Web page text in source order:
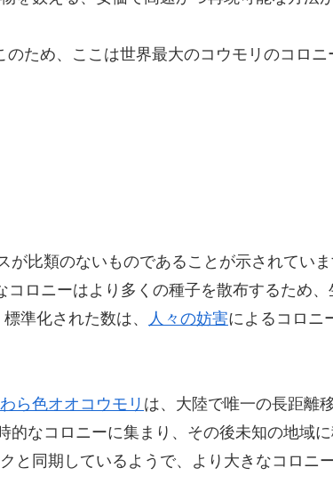
ため、ここは世界最大のコウモリのコロニ
比類のないものであることが示されてい
ロニーはより多くの種子を散布するため
標準化された数は、 人々の妨害によるコロニ
ら色オオコウモリ は、大陸で唯一の長距離
なコロニーに集まり、その後未知の地域
と同期しているようで、より大きなコロニ